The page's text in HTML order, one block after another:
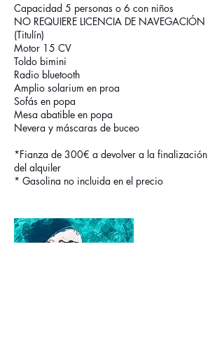
Capacidad 5 personas o 6 con niños
NO REQUIERE LICENCIA DE NAVEGACIÓN
(Titulín)
Motor 15 CV
Toldo bimini
Radio bluetooth
Amplio solarium en proa
Sofás en popa
Mesa abatible en popa
Nevera y máscaras de buceo
*Fianza de 300€ a devolver a la finalización
del alquiler
* Gasolina no incluida en el precio